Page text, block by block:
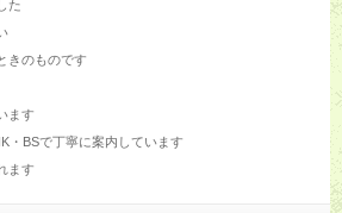
た
きのものです
ます
・BSで丁寧に案内しています
ます